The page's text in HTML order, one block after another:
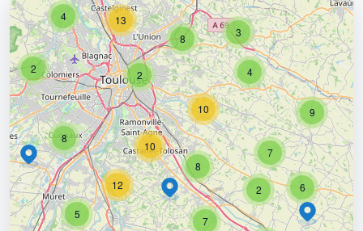
5
7
3
2
8
2
8
8
10
12
10
2
4 13
4
6
7
9